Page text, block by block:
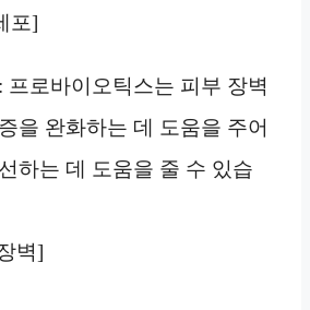
포]
프로바이오틱스는 피부 장벽
을 완화하는 데 도움을 주어
하는 데 도움을 줄 수 있습
벽]